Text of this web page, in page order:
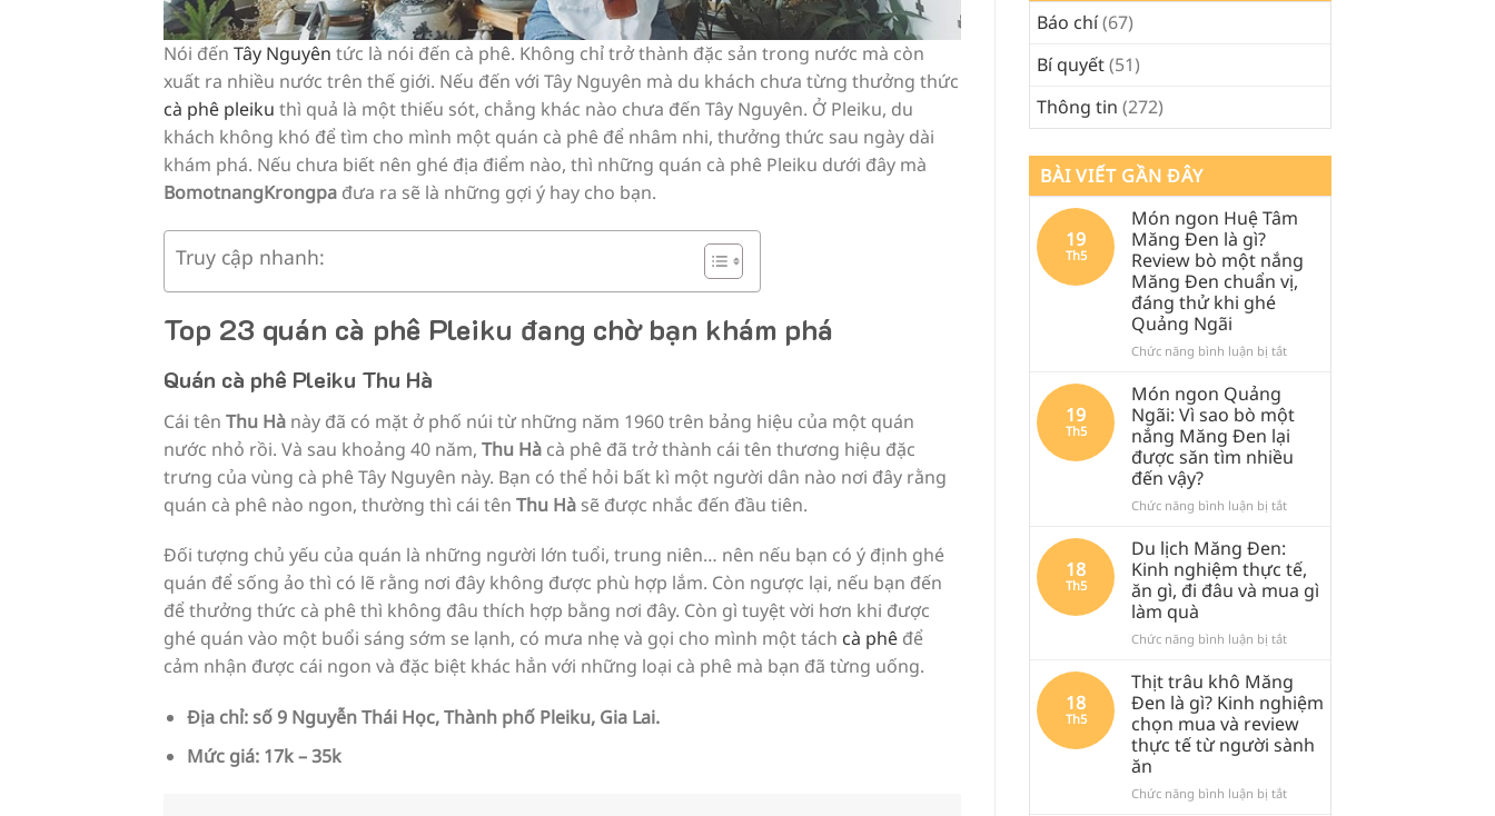
Nói đến Tây Nguyên tức là nói đến cà phê. Không chỉ trở thành đặc sản trong nước mà còn
xuất ra nhiều nước trên thế giới. Nếu đến với Tây Nguyên mà du khách chưa từng thưởng thức
cà phê pleiku thì quả là một thiếu sót, chẳng khác nào chưa đến Tây Nguyên. Ở Pleiku, du
khách không khó để tìm cho mình một quán cà phê để nhâm nhi, thưởng thức sau ngày dài
khám phá. Nếu chưa biết nên ghé địa điểm nào, thì những quán cà phê Pleiku dưới đây mà
BomotnangKrongpa đưa ra sẽ là những gợi ý hay cho bạn.
Truy cập nhanh:
Top 23 quán cà phê Pleiku đang chờ bạn khám phá
Quán cà phê Pleiku Thu Hà
Cái tên Thu Hà này đã có mặt ở phố núi từ những năm 1960 trên bảng hiệu của một quán
nước nhỏ rồi. Và sau khoảng 40 năm, Thu Hà cà phê đã trở thành cái tên thương hiệu đặc
trưng của vùng cà phê Tây Nguyên này. Bạn có thể hỏi bất kì một người dân nào nơi đây rằng
quán cà phê nào ngon, thường thì cái tên Thu Hà sẽ được nhắc đến đầu tiên.
Đối tượng chủ yếu của quán là những người lớn tuổi, trung niên… nên nếu bạn có ý định ghé
quán để sống ảo thì có lẽ rằng nơi đây không được phù hợp lắm. Còn ngược lại, nếu bạn đến
để thưởng thức cà phê thì không đâu thích hợp bằng nơi đây. Còn gì tuyệt vời hơn khi được
ghé quán vào một buổi sáng sớm se lạnh, có mưa nhẹ và gọi cho mình một tách cà phê để
cảm nhận được cái ngon và đặc biệt khác hẳn với những loại cà phê mà bạn đã từng uống.
Địa chỉ: số 9 Nguyễn Thái Học, Thành phố Pleiku, Gia Lai.
Mức giá: 17k – 35k
Báo chí(67)
Bí quyết(51)
Thông tin (272)
BÀI VIẾT GẦN ĐÂY
19
Th5
Món ngon Huệ Tâm
Măng Đen là gì?
Review bò một nắng
Măng Đen chuẩn vị,
đáng thử khi ghé
Quảng Ngãi
Chức năng bình luận bị tắtở
Huệ
Tâm
Măng
Đen
gì?
một
nắng
Măng
chuẩn
thử
khi
ghé
Quảng
19
Th5
Món ngon Quảng
Ngãi: Vì sao bò một
nắng Măng Đen lại
được săn tìm nhiều
đến vậy?
Chức năng bình luận bị tắtở
Quảng
Ngãi:
Vì
bò
nắng
Măng
Đen
lại
được
tìm
18
Th5
Du lịch Măng Đen:
Kinh nghiệm thực tế,
ăn gì, đi đâu và mua gì
làm quà
Chức năng bình luận bị tắtở
lịch
Măng
Đen:
Kinh
nghiệm
tế,
18
Th5
Thịt trâu khô Măng
Đen là gì? Kinh nghiệm
chọn mua và review
thực tế từ người sành
ăn
Chức năng bình luận bị tắtở